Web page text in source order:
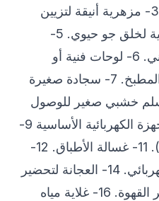
طعام صغيرة وركن للإفطار. 3- مزهرية أنيقة لتزيين
الطاولة. 4- نباتات زينة صناعية لخلق جو حيوي. 5-
مطبقية لتجفيف وتنظيم الأواني. 6- لوحات فنية أو
إطارات جدارية تناسب نمط المطبخ. 7- سجادة صغيرة
وسهلة التنظيف. 8- سلم خشبي صغير للوصول
للأرفف العالية. ### ثانياً: الأجهزة الكهربائية الأساسية 9-
الثلاجة. 10- البوتاجاز (الموقد). 11- غسالة الأطباق. 12-
الميكروويف. 13- الخلاط الكهربائي. 14- العجانة لتحضير
المخبوزات. 15- ماكينة تحضير القهوة. 16- غلاية مياه